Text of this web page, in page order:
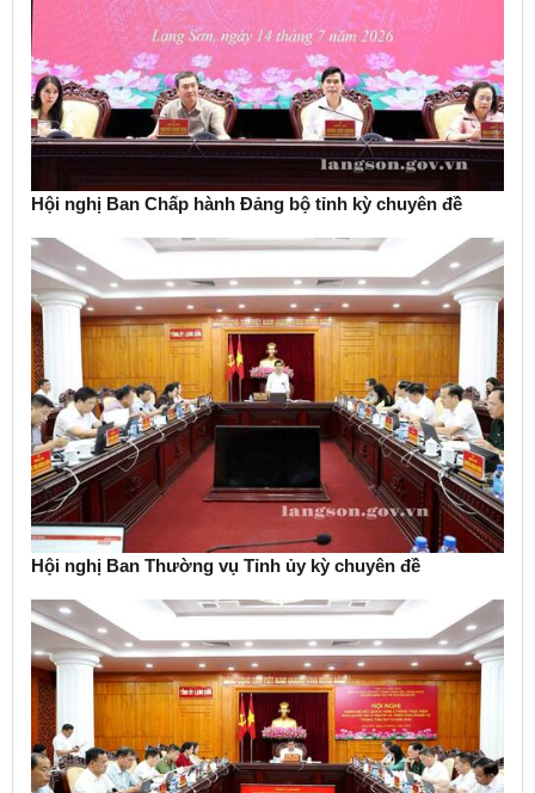
Hội nghị Ban Chấp hành Đảng bộ tỉnh kỳ chuyên đề
Hội nghị Ban Thường vụ Tỉnh ủy kỳ chuyên đề